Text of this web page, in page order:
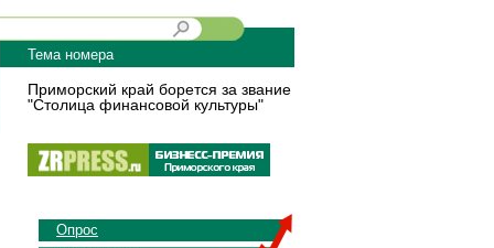
Тема номера
Приморский край борется за звание
"Столица финансовой культуры"
Опрос